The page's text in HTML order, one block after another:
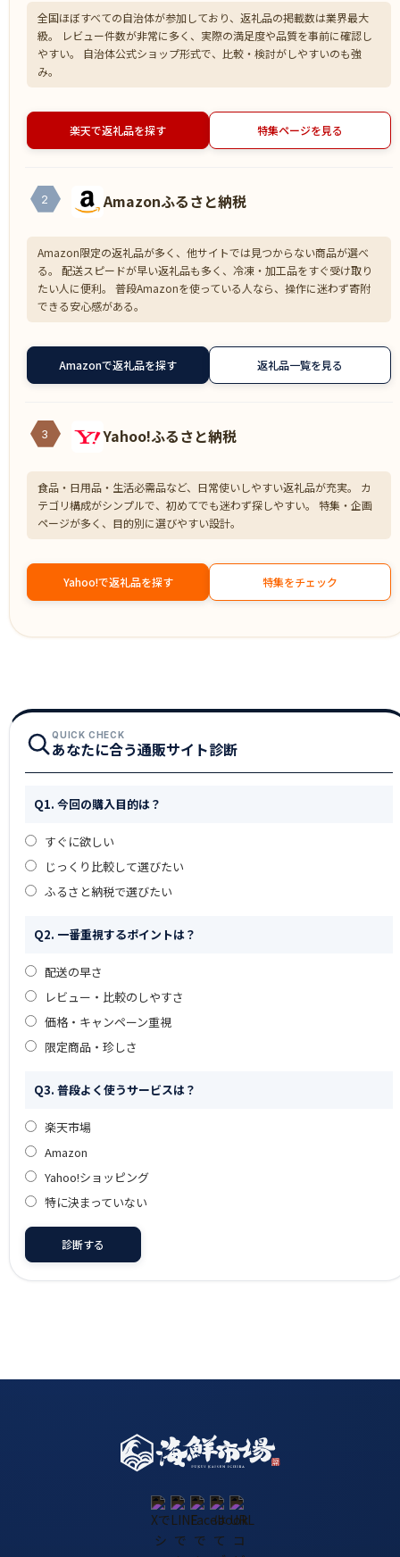
全国ほぼすべての自治体が参加しており、返礼品の掲載数は業界最大
級。 レビュー件数が非常に多く、実際の満足度や品質を事前に確認し
やすい。 自治体公式ショップ形式で、比較・検討がしやすいのも強
み。
楽天で返礼品を探す 特集ページを見る
2 Amazonふるさと納税
Amazon限定の返礼品が多く、他サイトでは見つからない商品が選べ
る。 配送スピードが早い返礼品も多く、冷凍・加工品をすぐ受け取り
たい人に便利。 普段Amazonを使っている人なら、操作に迷わず寄附
できる安心感がある。
Amazonで返礼品を探す 返礼品一覧を見る
3 Yahoo!ふるさと納税
食品・日用品・生活必需品など、日常使いしやすい返礼品が充実。 カ
テゴリ構成がシンプルで、初めてでも迷わず探しやすい。 特集・企画
ページが多く、目的別に選びやすい設計。
Yahoo!で返礼品を探す 特集をチェック
QUICK CHECK
あなたに合う通販サイト診断
Q1. 今回の購入目的は？
すぐに欲しい
じっくり比較して選びたい
ふるさと納税で選びたい
Q2. 一番重視するポイントは？
配送の早さ
レビュー・比較のしやすさ
価格・キャンペーン重視
限定商品・珍しさ
Q3. 普段よく使うサービスは？
楽天市場
Amazon
Yahoo!ショッピング
特に決まっていない
診断する